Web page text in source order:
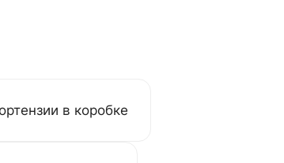
в коробке